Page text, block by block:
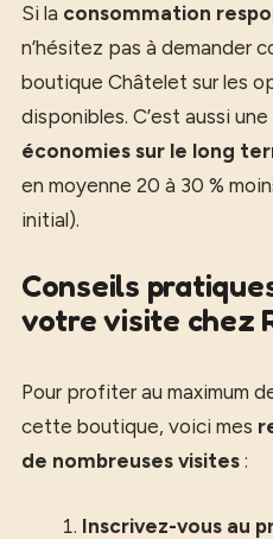
Si la consommation
n’hésitez pas à demander
boutique Châtelet sur les
disponibles. C’est aussi
économies sur le long
en moyenne 20 à 30 %
initial).
Conseils
votre visite chez
Pour profiter au maximum
cette boutique, voici mes
de nombreuses visites :
Inscrivez-vous au